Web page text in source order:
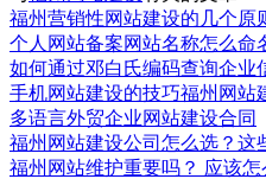
福州营销性网站建设的几个原
个人网站备案网站名称怎么命
如何通过邓白氏编码查询企业
手机网站建设的技巧福州网站
多语言外贸企业网站建设合同
福州网站建设公司怎么选？这
福州网站维护重要吗？ 应该怎